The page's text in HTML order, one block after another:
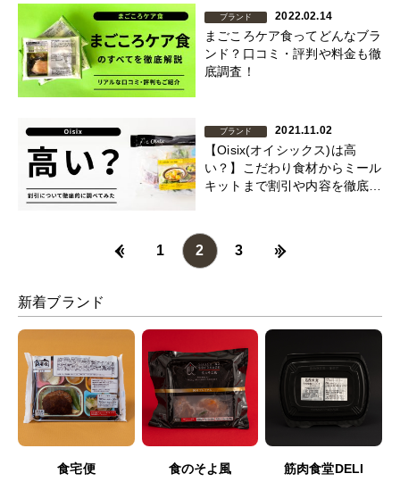
ブランド 2022.02.14
まごころケア食ってどんなブラ
ンド？口コミ・評判や料金も徹
底調査！
ブランド 2021.11.02
【Oisix(オイシックス)は高
い？】こだわり食材からミール
キットまで割引や内容を徹底調
« 1 2 3 »
新着ブランド
食宅便 食のそよ風 筋肉食堂DELI